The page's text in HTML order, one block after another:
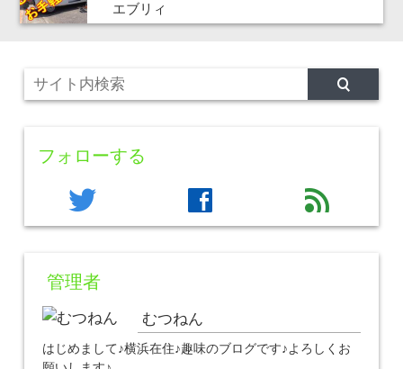
エブリィ
フォローする
twitter facebook feed
管理者
むつねん
はじめまして♪横浜在住♪趣味のブログです♪よろしくお